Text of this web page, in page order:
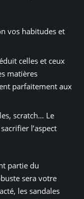
vos habitudes et
celles et ceux
matières
parfaitement aux
scratch… Le
l’aspect
partie du
sera votre
les sandales